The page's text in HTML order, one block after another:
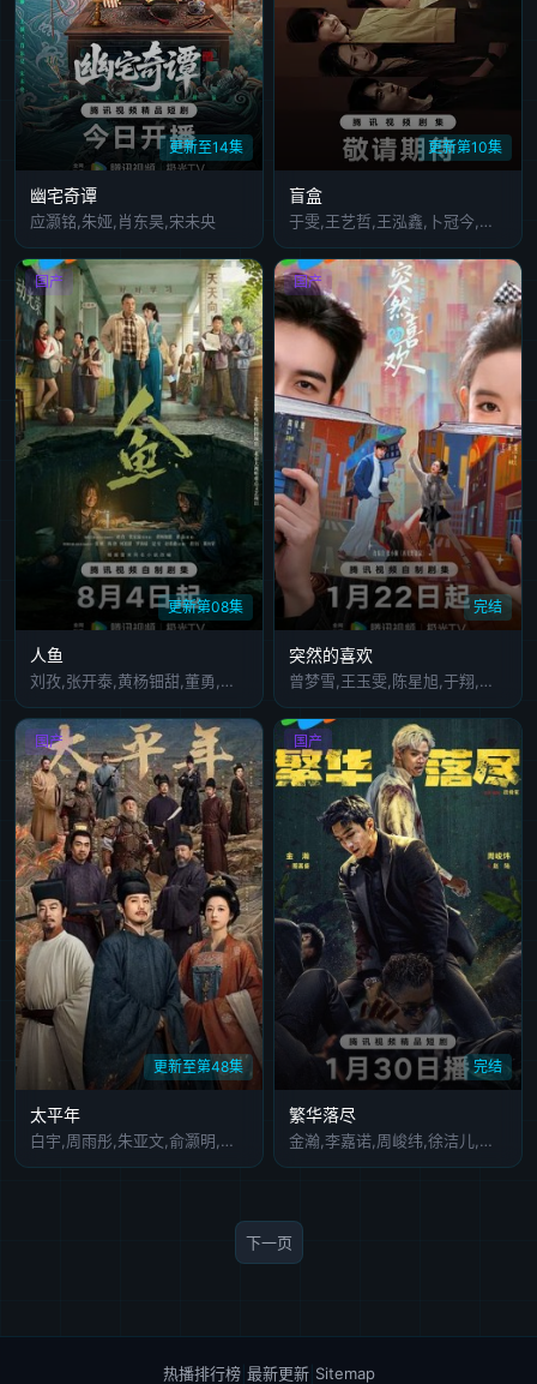
更新至14集
幽宅奇谭
应灏铭,朱娅,肖东昊,宋未央
更新第10集
盲盒
于雯,王艺哲,王泓鑫,卜冠今,孙天宇,加奈那,成岳,杨琼,易梦玲
国产
更新第08集
人鱼
刘孜,张开泰,黄杨钿甜,董勇,张帆,陈创,何思甜,张棪琰,罗海琼,是安,赵健,段钰,董向荣,薛佳凝,方晓东,李庆誉,张译文
国产
完结
突然的喜欢
曾梦雪,王玉雯,陈星旭,于翔,马思超,丁燃
国产
更新至第48集
太平年
白宇,周雨彤,朱亚文,俞灏明,董勇,倪大红,保剑锋,郝平,蒋恺,尤勇智,张晓晨,刘畅,梅婷,于洋,张帆,吴昊宸,薛佳凝,海一天,赵子琪,尤靖茹,魏千翔,朱嘉琦,任宥纶,牛超,田雷,赫子铭,贾宏伟
国产
完结
繁华落尽
金瀚,李嘉诺,周峻纬,徐洁儿,林一霆,薛宇槟
下一页
热播排行榜| 最新更新| Sitemap